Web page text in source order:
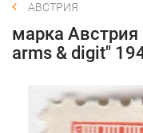
АВСТРИЯ
марка Австрия
arms & digit"